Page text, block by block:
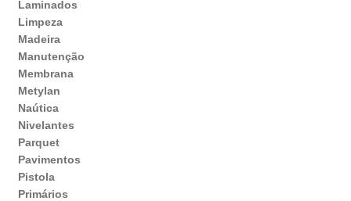
Laminados
Limpeza
Madeira
Manutenção
Membrana
Metylan
Naútica
Nivelantes
Parquet
Pavimentos
Pistola
Primários